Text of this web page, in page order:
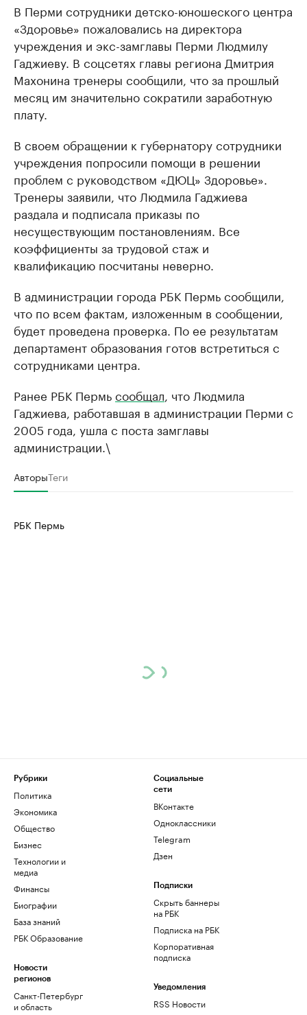
В Перми сотрудники детско-юношеского центра
«Здоровье» пожаловались на директора
учреждения и экс-замглавы Перми Людмилу
Гаджиеву. В соцсетях главы региона Дмитрия
Махонина тренеры сообщили, что за прошлый
месяц им значительно сократили заработную
плату.
В своем обращении к губернатору сотрудники
учреждения попросили помощи в решении
проблем с руководством «ДЮЦ» Здоровье».
Тренеры заявили, что Людмила Гаджиева
раздала и подписала приказы по
несуществующим постановлениям. Все
коэффициенты за трудовой стаж и
квалификацию посчитаны неверно.
В администрации города РБК Пермь сообщили,
что по всем фактам, изложенным в сообщении,
будет проведена проверка. По ее результатам
департамент образования готов встретиться с
сотрудниками центра.
Ранее РБК Пермьсообщал , что Людмила
Гаджиева, работавшая в администрации Перми с
2005 года, ушла с поста замглавы
администрации.\
АвторыТеги
РБК Пермь
Рубрики
Политика
Экономика
Общество
Бизнес
Технологии и
медиа
Финансы
Биографии
База знаний
РБК Образование
Новости
регионов
Санкт-Петербург
и область
Социальные
сети
ВКонтакте
Одноклассники
Telegram
Дзен
Подписки
Скрыть баннеры
на РБК
Подписка на РБК
Корпоративная
подписка
Уведомления
RSS Новости